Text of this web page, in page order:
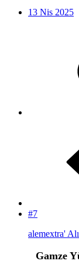
13 Nis 2025
#7
alemextra'
Gamze